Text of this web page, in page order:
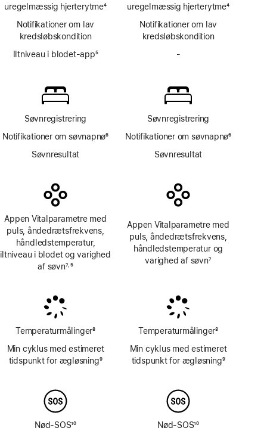
uregelmæssig hjerterytme4
Notifikationer om lav
kredsløbskondition
Iltniveau i blodet-app5
Søvnregistrering
Notifikationer om søvnapnø6
Søvnresultat
Appen Vitalparametre med
puls, åndedrætsfrekvens,
håndledstemperatur,
iltniveau i blodet og varighed
af søvn7, 5
Temperaturmålinger8
Min cyklus med estimeret
tidspunkt for ægløsning9
Nød-SOS10
uregelmæssig hjerterytme4
Notifikationer om lav
kredsløbskondition
-
blodet-
app
Søvnregistrering
Notifikationer om søvnapnø6
Søvnresultat
Appen Vitalparametre med
puls, åndedrætsfrekvens,
håndledstemperatur og
varighed af søvn7
Temperaturmålinger8
Min cyklus med estimeret
tidspunkt for ægløsning9
Nød-SOS10